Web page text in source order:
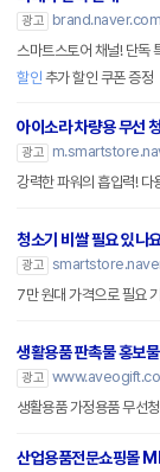
광고
스마트스토어 채널! 단독
할인 추가 할인 쿠폰 증정
아이소라 차량용 무선
광고
강력한 파워의 흡입력! 다
청소기 비쌀 필요 있나
광고
7만 원대 가격으로 필요
생활용품 판촉물 홍보물
광고
생활용품 가정용품 무선
산업용품전문쇼핑몰